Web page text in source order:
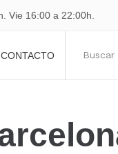
Vie 16:00 a 22:00h.
CONTACTO